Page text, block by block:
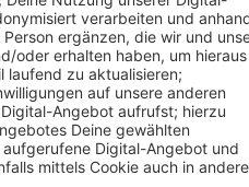
dass die Kinder wieder
Gruppen soll wieder
weiter bestehen: Viele
in das Gebäude - das
haben aber - vergleichbar mit